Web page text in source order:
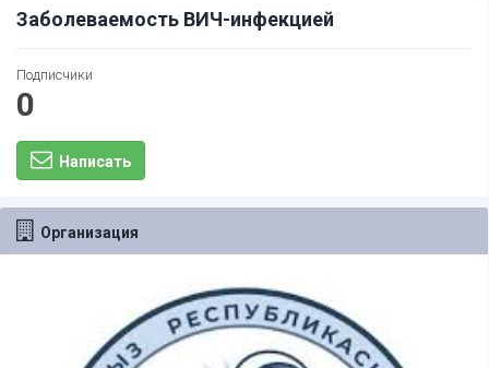
Заболеваемость ВИЧ-инфекцией
Подписчики
0
Написать
Организация